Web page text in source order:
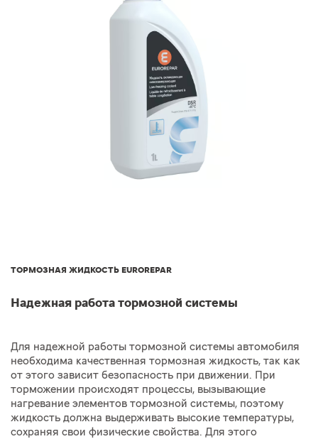
ТОРМОЗНАЯ ЖИДКОСТЬ EUROREPAR
Надежная работа тормозной системы
Для надежной работы тормозной системы автомобиля
необходима качественная тормозная жидкость, так как
от этого зависит безопасность при движении. При
торможении происходят процессы, вызывающие
нагревание элементов тормозной системы, поэтому
жидкость должна выдерживать высокие температуры,
сохраняя свои физические свойства. Для этого